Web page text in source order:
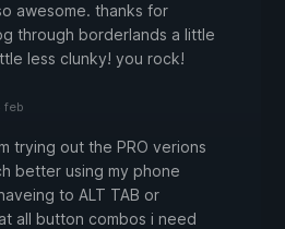
awesome. thanks for
through borderlands a little
less clunky! you rock!
feb
trying out the PRO verions
better using my phone
to ALT TAB or
all button combos i need